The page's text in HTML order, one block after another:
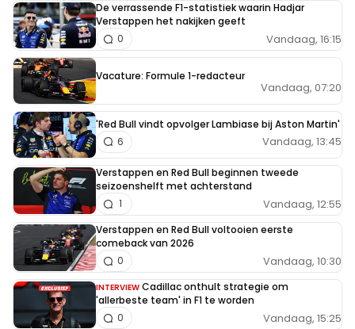
De verrassende F1-statistiek waarin Hadjar
Verstappen het nakijken geeft
Vandaag, 16:15
0
Vacature: Formule 1-redacteur
Vandaag, 07:20
'Red Bull vindt opvolger Lambiase bij Aston Martin'
Vandaag, 13:45
6
Verstappen en Red Bull beginnen tweede
seizoenshelft met achterstand
Vandaag, 12:55
1
Verstappen en Red Bull voltooien eerste
comeback van 2026
Vandaag, 10:30
0
INTERVIEW Cadillac onthult strategie om
'allerbeste team' in F1 te worden
Vandaag, 15:25
0